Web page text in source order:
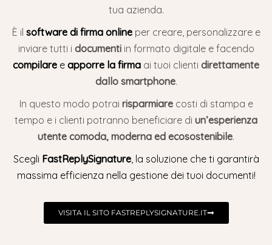
tua azienda.
È il software di firma onlineper creare, personalizzare e
inviare tutti i documentiin formato digitale e facendo
compilare e apporre la firma ai tuoi clienti direttamente
dallo smartphone.
In questo modo potrai risparmiarecosti di stampa e
tempo e i clienti potranno beneficiare di un’esperienza
utente comoda, moderna ed ecosostenibile.
Scegli FastReplySignature, la soluzione che ti garantirà
massima efficienza nella gestione dei tuoi documenti!
VISITA IL SITO FASTREPLYSIGNATURE.IT